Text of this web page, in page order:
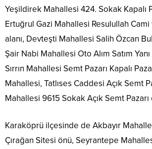
Yeşildirek Mahallesi 424. Sokak Kapalı
Ertuğrul Gazi Mahallesi Resulullah Cami
alanı, Devteşti Mahallesi Salih Özcan
Şair Nabi Mahallesi Oto Alım Satım Yanı
Sırrın Mahallesi Semt Pazarı Kapalı
Mahallesi, Tatlıses Caddesi Açık Semt
Mahallesi 9615 Sokak Açık Semt
Karaköprü ilçesinde de Akbayır
Çırağan Sitesi önü, Seyrantepe